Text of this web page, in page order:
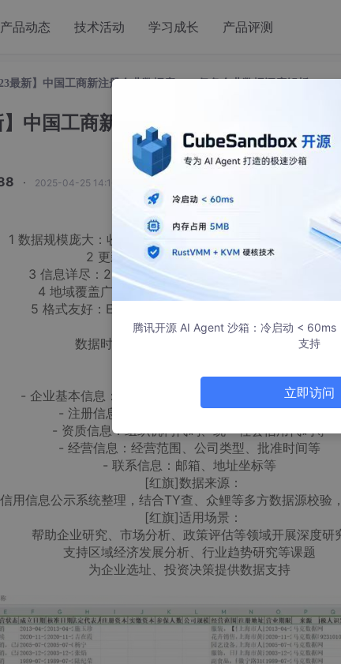
产品动态 技术活动 学习成长 产品评测
最新】中国工商新注册企业数据库 | 2.5亿条企业数据深度解析
中国工商新注册企业数据库 | 2.5亿条
· 2025-04-25 14:16:15 发布
1 ️数据规模庞大：收录1949年至2023年全国工商新注册企
2 ️更新及时：数据更新至2023年11月
3 ️信息详尽：2.5亿条企业基础信息，涵盖企业全生命周
4 地域覆盖广：按城市分类整理，支持精细化区域分析
5 格式友好：Excel(xlsx)格式存储，便于二次开发与分
数据详情：
数据时间范围：1949年1月至2023年11月
数据字段：
- 企业基本信息：名称、别名、地址、行业分类、法人代
- 注册信息：注册资本、注册状态、注册时间等
- 资质信息：组织机构代码、统一社会信用代码等
- 经营信息：经营范围、公司类型、批准时间等
- 联系信息：邮箱、地址坐标等
[红旗]数据来源：
用信息公示系统整理，结合TY查、众鲤等多方数据源校验
[红旗]适用场景：
帮助企业研究、市场分析、政策评估等领域开展深度研
支持区域经济发展分析、行业趋势研究等课题
为企业选址、投资决策提供数据支持
腾讯开源 AI Agent 沙箱：冷启动 <
支持
立即访问